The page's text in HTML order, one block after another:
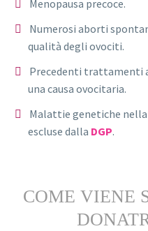
Menopausa precoce.
Numerosi aborti
qualità degli ovociti.
Precedenti trattamenti
una causa ovocitaria.
Malattie genetiche nella
escluse dalla DGP.
COME VIENE